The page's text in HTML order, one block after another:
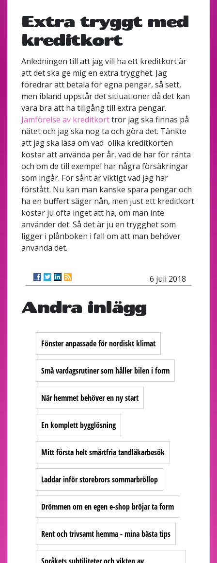
Extra tryggt med
kreditkort
Anledningen till att jag vill ha ett kreditkort är
att det ska ge mig en extra trygghet. Jag
föredrar att betala för egna pengar, så sett,
men ibland uppstår det sitiuationer då det kan
vara bra att ha tillgång till extra pengar.
Jämförelse av kreditkorttror jag ska finnas på
nätet och jag ska nog ta och göra det. Tänkte
att jag ska läsa om vad olika kreditkorten
kostar att använda per år, vad de har för ränta
och om de till exempel har några försäkringar
som ingår. För sånt är viktigt vad jag har
förstått. Nu kan man kanske spara pengar och
ha en buffert säger nån, men just ett kreditkort
kostar ju ofta inget att ha, om man inte
använder det. Så det är ju en trygghet som
ligger i plånboken i fall om att man behöver
använda det.
6 juli 2018
Andra inlägg
Fönster anpassade för nordiskt klimat
Små vardagsrutiner som håller bilen i form
När hemmet behöver en ny start
En komplett bygglösning
Mitt första helt smärtfria tandläkarbesök
Laddar inför storebrors sommarbröllop
Drömmen om en egen e-shop bröjar ta form
Rent och trivsamt hemma - mina bästa tips